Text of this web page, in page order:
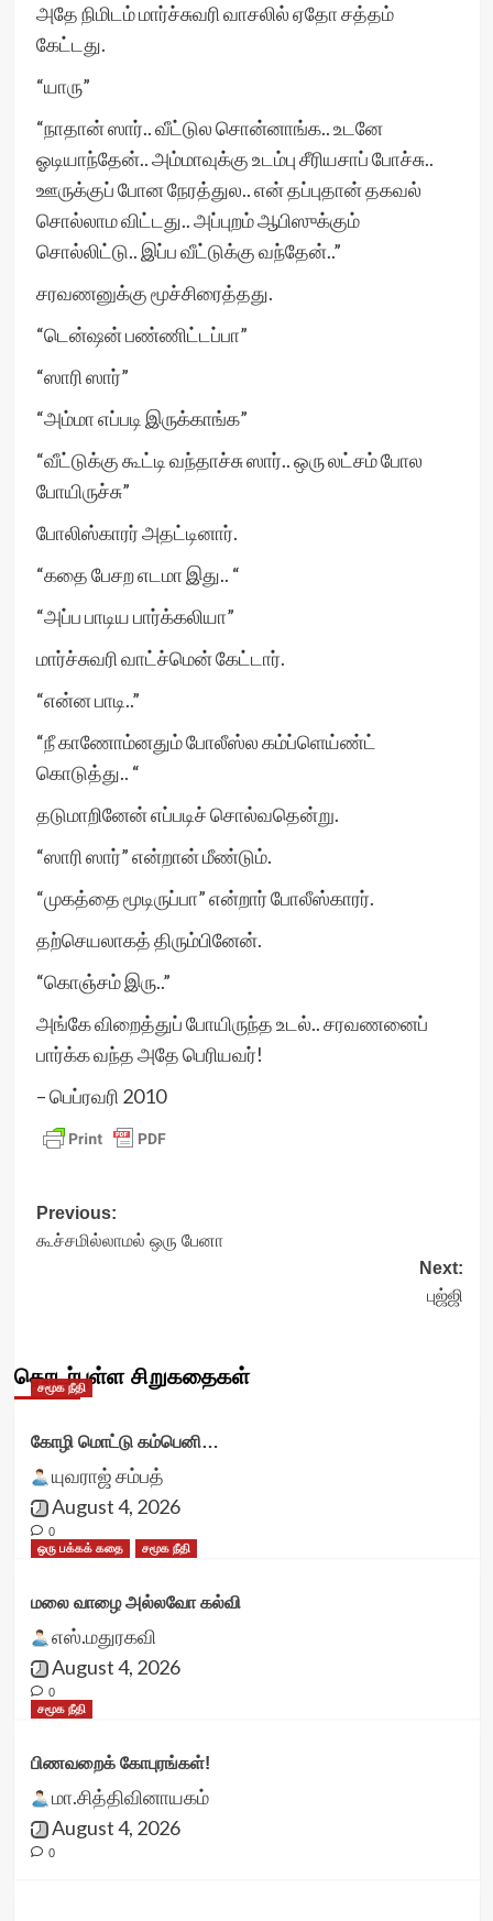
அதே நிமிடம் மார்ச்சுவரி வாசலில் ஏதோ சத்தம்
கேட்டது.
“யாரு”
“நாதான் ஸார்.. வீட்டுல சொன்னாங்க.. உடனே
ஓடியாந்தேன்.. அம்மாவுக்கு உடம்பு சீரியசாப் போச்சு..
ஊருக்குப் போன நேரத்துல.. என் தப்புதான் தகவல்
சொல்லாம விட்டது.. அப்புறம் ஆபிஸுக்கும்
சொல்லிட்டு.. இப்ப வீட்டுக்கு வந்தேன்..”
சரவணனுக்கு மூச்சிரைத்தது.
“டென்ஷன் பண்ணிட்டப்பா”
“ஸாரி ஸார்”
“அம்மா எப்படி இருக்காங்க”
“வீட்டுக்கு கூட்டி வந்தாச்சு ஸார்.. ஒரு லட்சம் போல
போயிருச்சு”
போலிஸ்காரர் அதட்டினார்.
“கதை பேசற எடமா இது.. “
“அப்ப பாடிய பார்க்கலியா”
மார்ச்சுவரி வாட்ச்மென் கேட்டார்.
“என்ன பாடி..”
“நீ காணோம்னதும் போலீஸ்ல கம்ப்ளெய்ண்ட்
கொடுத்து.. “
தடுமாறினேன் எப்படிச் சொல்வதென்று.
“ஸாரி ஸார்” என்றான் மீண்டும்.
“முகத்தை மூடிருப்பா” என்றார் போலீஸ்காரர்.
தற்செயலாகத் திரும்பினேன்.
“கொஞ்சம் இரு..”
அங்கே விறைத்துப் போயிருந்த உடல்.. சரவணனைப்
பார்க்க வந்த அதே பெரியவர்!
– பெப்ரவரி 2010
Post
navigation
Previous:
கூச்சமில்லாமல் ஒரு பேனா
Next:
புஜ்ஜி
தொடர்புள்ள சிறுகதைகள்
சமூக நீதி
கோழி மொட்டு கம்பெனி…
யுவராஜ் சம்பத்
August 4, 2026
0
ஒரு பக்கக் கதை
சமூக நீதி
மலை வாழை அல்லவோ கல்வி
எஸ்.மதுரகவி
August 4, 2026
0
சமூக நீதி
பிணவறைக் கோபுரங்கள்!
மா.சித்திவினாயகம்
August 4, 2026
0